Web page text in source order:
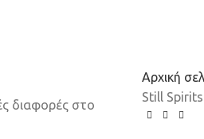
Αρχική
Still